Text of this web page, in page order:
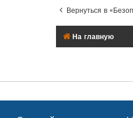
Вернуться в
На главную